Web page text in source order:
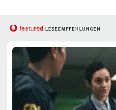
featured LESEEMPFEHLUNGEN